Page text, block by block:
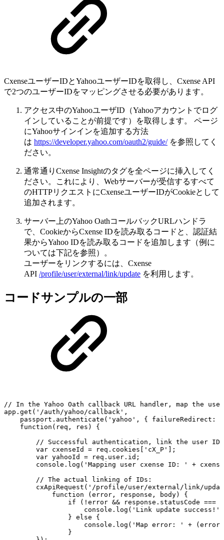
CxenseユーザーIDとYahooユーザーIDを取得し、Cxense API
で2つのユーザーIDをマッピングさせる必要があります。
アクセス中のYahooユーザID（Yahooアカウントでログ
インしていることが前提です）を取得します。 ページ
にYahooサインインを追加する方法
は https://developer.yahoo.com/oauth2/guide/を参照してく
ださい。
通常通りCxense Insightのタグを全ページに挿入してく
ださい。これにより、Webサーバーが受信するすべて
のHTTPリクエストにCxenseユーザーIDがCookieとして
追加されます。
サーバー上のYahoo OathコールバックURLハンドラ
で、CookieからCxense IDを読み取るコードと、認証結
果からYahoo IDを読み取るコードを追加します（例に
ついては下記を参照）。
ユーザーをリンクするには、Cxense
API /profile/user/external/link/update を利用します。
コードサンプルの一部
// In the Yahoo Oath callback URL handler, map the
user
app.get('/auth/yahoo/callback',
passport.authenticate('yahoo',
{ failureRedirect:
function(req,
res)
{
//
Successful authentication, link the user IDs
var cxenseId =
req.cookies['cX_P'];
var yahooId =
req.user.id;
console.log('Mapping
user cxense ID: ' +
// The actual linking of
IDs:
cxApiRequest('/profile/user/external/link/
function
(error, response, body)
{
if
(!error && response.statusCode ===
console.log('Link update
} else
{
console.log('Map error: ' +
(error
}